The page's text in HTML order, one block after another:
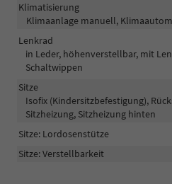
Klimatisierung
Klimaanlage manuell,
Lenkrad
in Leder, höhenverstellbar, mit
Schaltwippen
Sitze
Isofix (Kindersitzbefestigung),
Sitzheizung, Sitzheizung hinten
Sitze: Lordosenstütze
Sitze: Verstellbarkeit